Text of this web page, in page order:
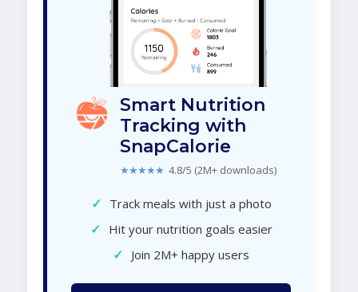
Smart Nutrition
Tracking with
SnapCalorie
★★★★★ 4.8/5 (2M+ downloads)
✓ Track meals with just a photo
✓ Hit your nutrition goals easier
✓ Join 2M+ happy users